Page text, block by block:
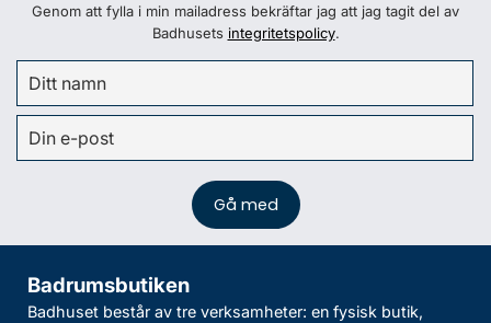
Genom att fylla i min mailadress bekräftar jag att jag tagit del av
Badhusets integritetspolicy.
Badrumsbutiken
Badhuset består av tre verksamheter: en fysisk butik,